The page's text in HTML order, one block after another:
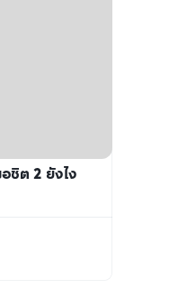
ชิต 2 ยังไง